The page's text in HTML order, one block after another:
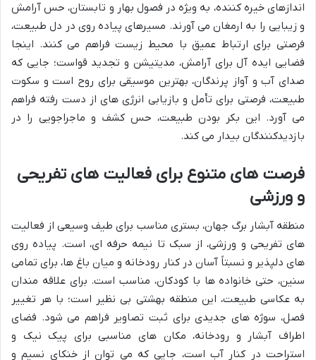
اندازهای خیره کننده، به ویژه در فصول بهار و تابستان، حس آرامش
و زیبایی را به ارمغان می آورند. مسیرهای پیاده روی در دل طبیعت،
فرصتی برای ارتباط عمیق با محیط زیست فراهم می کنند. اینجا
فضایی ایده آل برای آرامش، مدیتیشن و تجدید قواست؛ جایی که
صدای آب و آواز پرندگان، بهترین موسیقی برای روح است و سکوت
طبیعت، فرصتی برای تأمل و بازیابی انرژی های از دست رفته فراهم
می آورد. این بکر بودن طبیعت، حس کشف و ماجراجویی را در
بازدیدکنندگان بیدار می کند.
فرصت های متنوع برای فعالیت های تفریحی
و ورزشی
منطقه آبشار برگ جهان، بستری مناسب برای طیف وسیعی از فعالیت
های تفریحی و ورزشی، از سبک تا نیمه حرفه ای، است. پیاده روی
های دلپذیر و نسبتاً آسان در کنار رودخانه و میان باغ ها، برای تمامی
سنین، حتی خانواده ها با کودکان، مناسب است. برای علاقه مندان
به عکاسی طبیعت، این منطقه بهشتی بی نظیر است؛ با هر تغییر
فصل، سوژه های جدیدی برای ثبت تصاویر فراهم می شود. فضای
اطراف آبشار و رودخانه، مکان های مناسبی برای پیک نیک و
استراحت در کنار آب است، جایی که می توان از خنکای نسیم و